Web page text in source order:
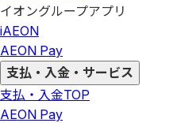
イオングループアプリ
iAEON
AEON Pay
支払・入金・サービス
支払・入金TOP
AEON Pay